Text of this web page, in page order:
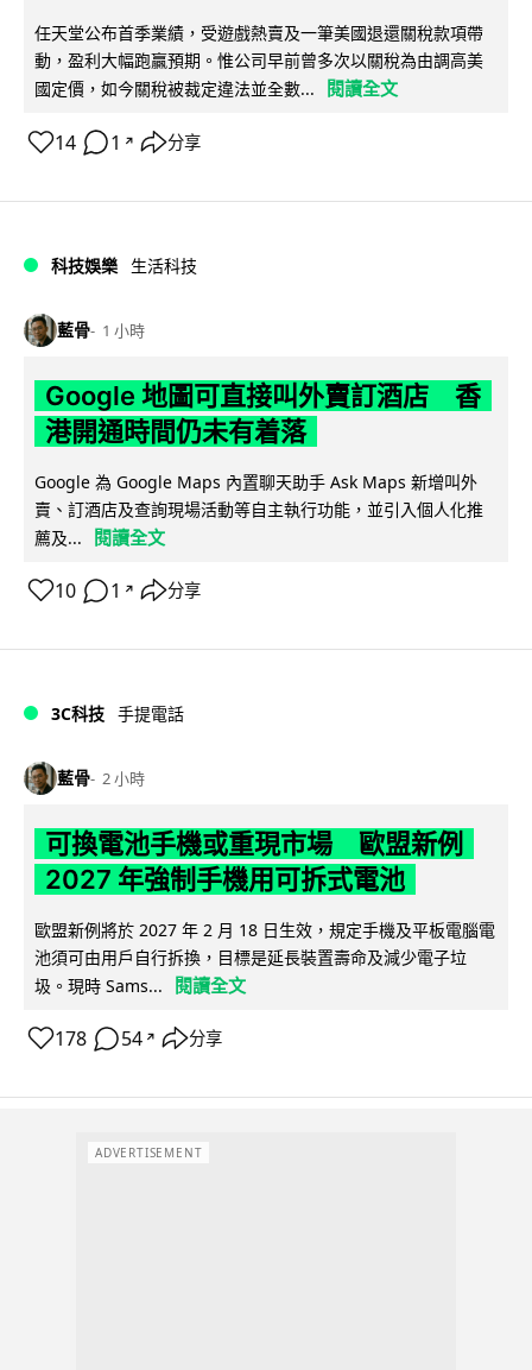
任天堂公布首季業績，受遊戲熱賣及一筆美國退還關稅款項帶
動，盈利大幅跑贏預期。惟公司早前曾多次以關稅為由調高美
國定價，如今關稅被裁定違法並全數...
閱讀全文
14 1 ↗ 分享
科技娛樂 生活科技
藍骨 1 小時
Google 地圖可直接叫外賣訂酒店 香
港開通時間仍未有着落
Google 為 Google Maps 內置聊天助手 Ask Maps 新增叫外
賣、訂酒店及查詢現場活動等自主執行功能，並引入個人化推
薦及...
閱讀全文
10 1 ↗ 分享
3C科技 手提電話
藍骨 2 小時
可換電池手機或重現市場 歐盟新例
2027 年強制手機用可拆式電池
歐盟新例將於 2027 年 2 月 18 日生效，規定手機及平板電腦電
池須可由用戶自行拆換，目標是延長裝置壽命及減少電子垃
圾。現時 Sams...
閱讀全文
178 54 ↗ 分享
ADVERTISEMENT